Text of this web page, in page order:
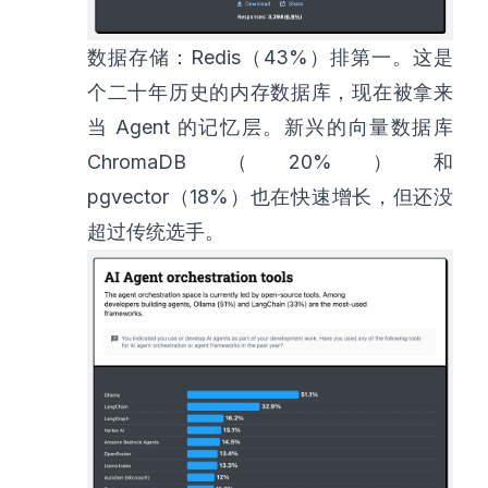
数据存储：Redis（43%）排第一。这是
个二十年历史的内存数据库，现在被拿来
当 Agent 的记忆层。新兴的向量数据库
ChromaDB（20%）和
pgvector（18%）也在快速增长，但还没
超过传统选手。